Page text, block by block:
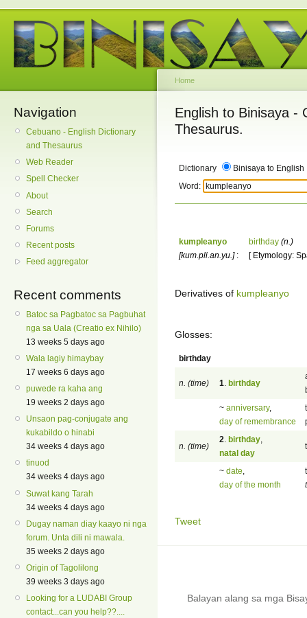
Navigation
Cebuano - English Dictionary
and Thesaurus
Web Reader
Spell Checker
About
Search
Forums
Recent posts
Feed aggregator
Recent comments
Batoc sa Pagbatoc sa Pagbuhat
nga sa Uala (Creatio ex Nihilo)
13 weeks 5 days ago
Wala lagiy himaybay
17 weeks 6 days ago
puwede ra kaha ang
19 weeks 2 days ago
Unsaon pag-conjugate ang
kukabildo o hinabi
34 weeks 4 days ago
tinuod
34 weeks 4 days ago
Suwat kang Tarah
34 weeks 4 days ago
Dugay naman diay kaayo ni nga
forum. Unta dili ni mawala.
35 weeks 2 days ago
Origin of Tagolilong
39 weeks 3 days ago
Looking for a LUDABI Group
contact...can you help??....
Home
English to Binisaya -
Thesaurus.
Dictionary
Binisaya to English
Word:
kumpleanyo
[kum.pli.an.yu.]:
birthday (n.)
[ Etymology:
Derivatives of kumpleanyo
Glosses:
birthday
n. (time) 1 birthday
~ anniversary,
day of remembrance
n. (time)
2 birthday
natal day
~ date
day of the month
Tweet
Balayan alang sa mga